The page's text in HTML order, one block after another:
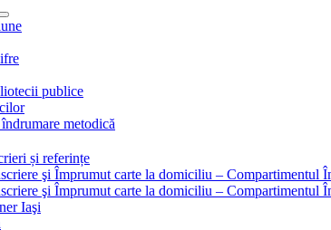
publice
metodică
și referințe
şi Împrumut carte la domiciliu – Compartimentul
şi Împrumut carte la domiciliu – Compartimentul
Iaşi